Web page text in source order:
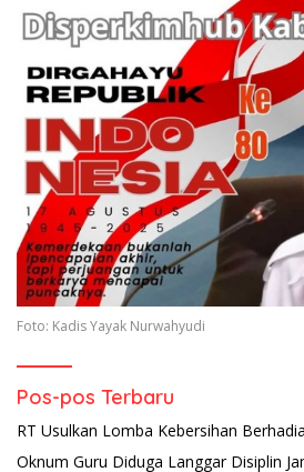
Foto: Kadis Yayak Nurwahyudi
Pos-pos Terbaru
RT Usulkan Lomba Kebersihan
Oknum Guru Diduga Langgar Disiplin